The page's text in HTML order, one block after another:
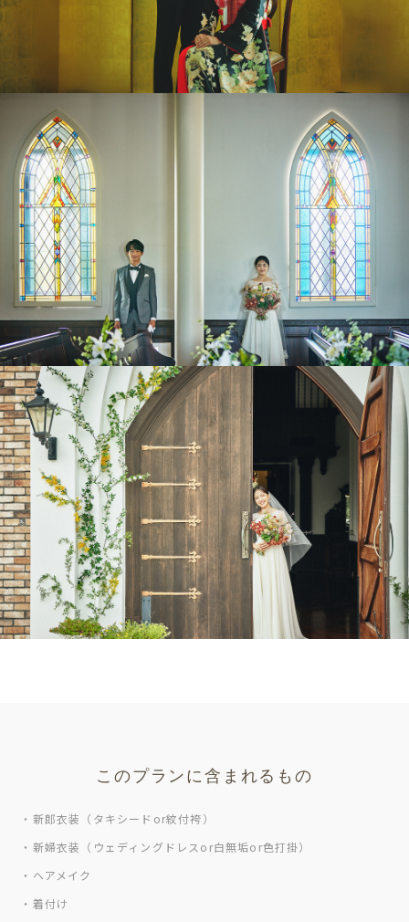
このプランに含まれるもの
・新郎衣装（タキシードor紋付袴）
・新婦衣装（ウェディングドレスor白無垢or色打掛）
・ヘアメイク
・着付け